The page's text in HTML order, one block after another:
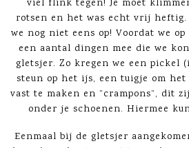
viel flink tegen! Je moet
rotsen en het was echt vrij
we nog niet eens op! Voordat we
een aantal dingen mee die we
gletsjer. Zo kregen we een pickel
steun op het ijs, een tuigje om het
vast te maken en ”crampons”, dit
onder je schoenen. Hiermee
Eenmaal bij de gletsjer